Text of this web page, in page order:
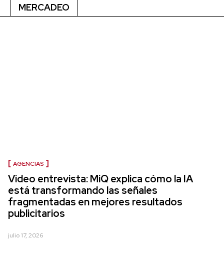
MERCADEO
AGENCIAS
Video entrevista: MiQ explica cómo la IA
está transformando las señales
fragmentadas en mejores resultados
publicitarios
julio 17, 2026